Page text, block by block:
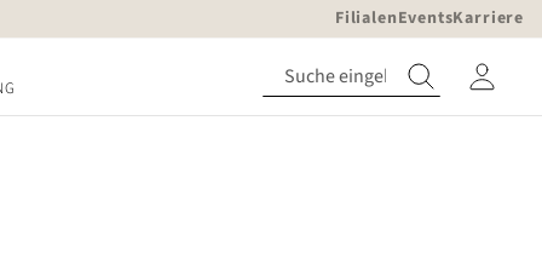
FilialenEventsKarriere